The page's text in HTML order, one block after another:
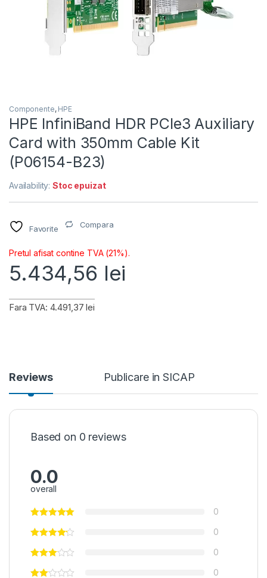
Componente, HPE
HPE InfiniBand HDR PCIe3 Auxiliary
Card with 350mm Cable Kit
(P06154-B23)
Availability:Stoc epuizat
Favorite Compara
Pretul afisat contine TVA (21%).
5.434,56 lei
Fara TVA: 4.491,37 lei
Reviews Publicare in SICAP
Based on 0 reviews
0.0
overall
0
0
0
0